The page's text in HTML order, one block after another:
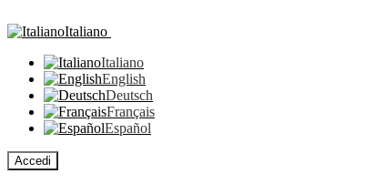
Italiano
Italiano
English
Deutsch
Français
Español
Accedi